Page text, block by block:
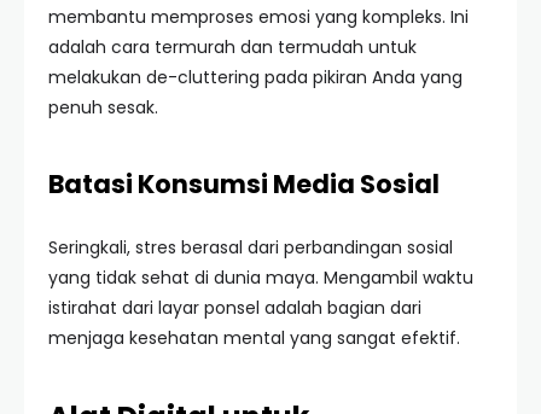
membantu memproses emosi yang kompleks. Ini
adalah cara termurah dan termudah untuk
melakukan de-cluttering pada pikiran Anda yang
penuh sesak.
Batasi Konsumsi Media Sosial
Seringkali, stres berasal dari perbandingan sosial
yang tidak sehat di dunia maya. Mengambil waktu
istirahat dari layar ponsel adalah bagian dari
menjaga kesehatan mental yang sangat efektif.